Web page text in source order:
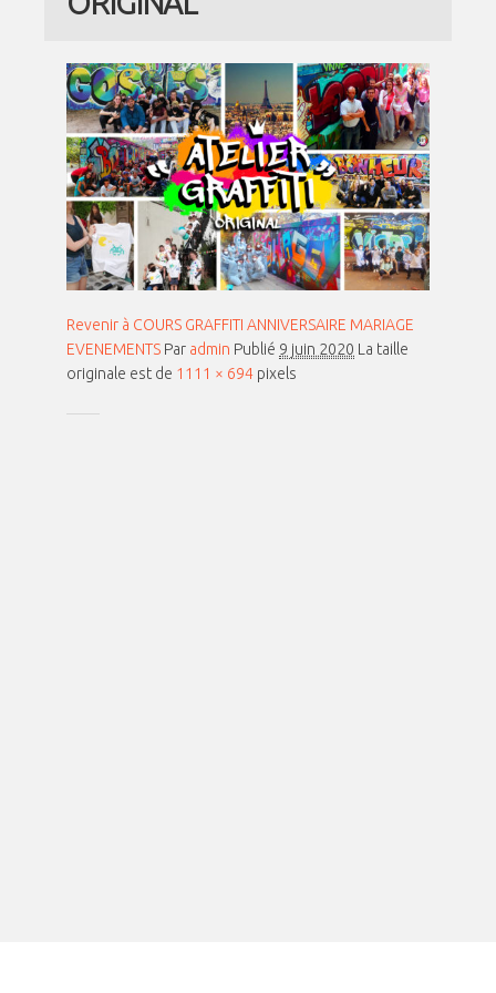
Revenir à COURS GRAFFITI ANNIVERSAIRE MARIAGE
EVENEMENTS Par admin Publié 9 juin 2020 La taille
originale est de 1111 × 694 pixels